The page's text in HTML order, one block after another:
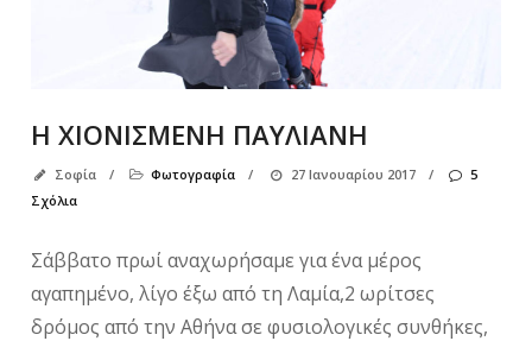
Η ΧΙΟΝΙΣΜΕΝΗ ΠΑΥΛΙΑΝΗ
Σοφία / Φωτογραφία / 27 Ιανουαρίου 2017 /
5
Σχόλια
Σάββατο πρωί αναχωρήσαμε για ένα μέρος
αγαπημένο, λίγο έξω από τη Λαμία,2 ωρίτσες
δρόμος από την Αθήνα σε φυσιολογικές συνθήκες,